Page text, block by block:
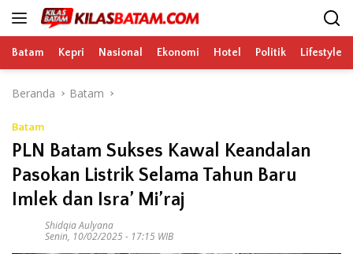
Langsung
Batam Kepri Nasional Ekonomi Hotel Politik Lifestyle
Beranda Batam
Batam
PLN Batam Sukses Kawal Keandalan
Pasokan Listrik Selama Tahun Baru
Imlek dan Isra’ Mi’raj
Shidqia Aulyana
Senin, 10/02/2025 - 17:15 WIB